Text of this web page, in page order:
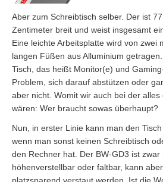
Aber zum Schreibtisch selber. Der ist
Zentimeter breit und weist insgesamt
Eine leichte Arbeitsplatte wird von zwei
langen Füßen aus Alluminium
Tisch, das heißt Monitor(e) und
Problem, sich darauf abstützen oder
aber nicht. Womit wir auch bei der
wären: Wer braucht sowas überhaupt?
Nun, in erster Linie kann man den
wenn man sonst keinen Schreibtisch
den Rechner hat. Der BW-GD3 ist zwar
höhenverstellbar oder faltbar, kann